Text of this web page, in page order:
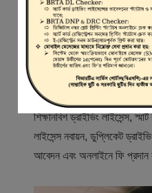
স্বাগতম
বিআরটিএ সার্ভিস পোর্টাল
(বিআরটিএ) এর একটি অনলাইন
মোটরযান মালিক, মোটরযান
শিক্ষানবিশ ড্রাইভিং লাইসেন্স,
লাইসেন্স নবায়ন, ডুপ্লিকেট
আবেদন এবং অনলাইনে ফি প্রদান